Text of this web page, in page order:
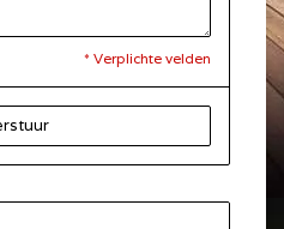
* Verplichte velden